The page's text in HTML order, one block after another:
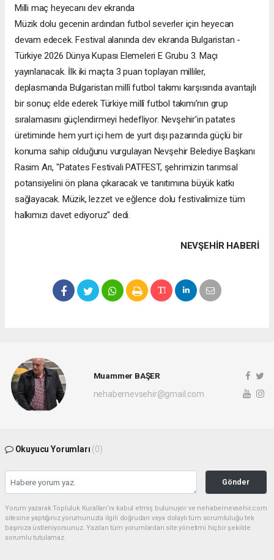
Milli maç heyecanı dev ekranda
Müzik dolu gecenin ardından futbol severler için heyecan
devam edecek. Festival alanında dev ekranda Bulgaristan -
Türkiye 2026 Dünya Kupası Elemeleri E Grubu 3. Maçı
yayınlanacak. İlk iki maçta 3 puan toplayan milliler,
deplasmanda Bulgaristan millî futbol takımı karşısında avantajlı
bir sonuç elde ederek Türkiye millî futbol takımı’nın grup
sıralamasını güçlendirmeyi hedefliyor. Nevşehir’in patates
üretiminde hem yurt içi hem de yurt dışı pazarında güçlü bir
konuma sahip olduğunu vurgulayan Nevşehir Belediye Başkanı
Rasim Arı, "Patates Festivali PATFEST, şehrimizin tarımsal
potansiyelini ön plana çıkaracak ve tanıtımına büyük katkı
sağlayacak. Müzik, lezzet ve eğlence dolu festivalimize tüm
halkımızı davet ediyoruz" dedi.
NEVŞEHIR HABERİ
Muammer BAŞER
nehabernevsehir@gmail.com
Okuyucu Yorumları (0)
Gönder
Yorum yazarak Topluluk Kuralları’nı kabul etmiş bulunuyor ve nehabernevsehir.com
sitesine yaptığınız yorumunuzla ilgili doğrudan veya dolaylı tüm sorumluluğu tek
başınıza üstleniyorsunuz. Yazılan tüm yorumlardan site yönetimi hiçbir şekilde
sorumlu tutulamaz.